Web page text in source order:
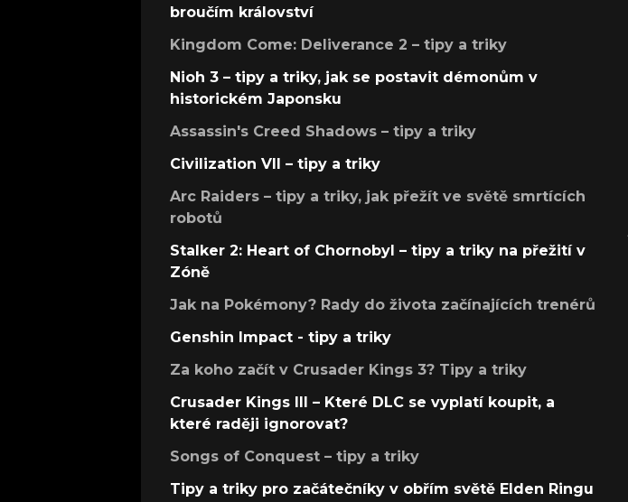
broučím království
Kingdom Come: Deliverance 2 – tipy a triky
Nioh 3 – tipy a triky, jak se postavit démonům v
historickém Japonsku
Assassin's Creed Shadows – tipy a triky
Civilization VII – tipy a triky
Arc Raiders – tipy a triky, jak přežít ve světě smrtících
robotů
Stalker 2: Heart of Chornobyl – tipy a triky na přežití v
Zóně
Jak na Pokémony? Rady do života začínajících trenérů
Genshin Impact - tipy a triky
Za koho začít v Crusader Kings 3? Tipy a triky
Crusader Kings III – Které DLC se vyplatí koupit, a
které raději ignorovat?
Songs of Conquest – tipy a triky
Tipy a triky pro začátečníky v obřím světě Elden Ringu